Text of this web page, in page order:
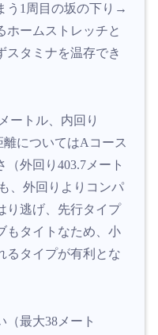
う1周目の坂の下り→
ホームストレッチと
スタミナを温存でき
ートル、内回り
離についてはAコース
外回り403.7メート
、外回りよりコンパ
り逃げ、先行タイプ
もタイトなため、小
るタイプが有利とな
（最大38メート